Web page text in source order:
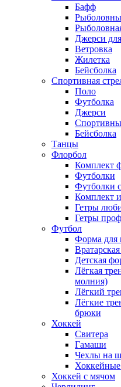
Бафф
Джерси
Ветровка
Жилетка
Бейсболка
Спортивная
Поло
Футболка
Джерси
Бейсболка
Танцы
Флорбол
Комплект
Футболки
Футболки
Комплект
Гетры
Гетры
Футбол
Форма для
Детская
Лёгкая
молния)
Лёгкий
Лёгкие
брюки
Хоккей
Свитера
Гамаши
Чехлы на
Хоккей с мячом